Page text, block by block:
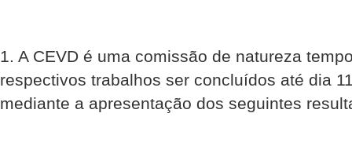
1. A CEVD é uma comissão de natureza
respectivos trabalhos ser concluídos até dia
mediante a apresentação dos seguintes